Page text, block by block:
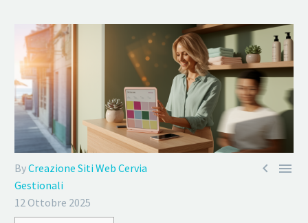
 
ByCreazione Siti Web Cervia
Gestionali
12 Ottobre 2025